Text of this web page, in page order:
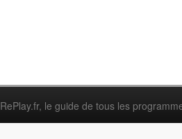
RePlay.fr, le guide de tous les